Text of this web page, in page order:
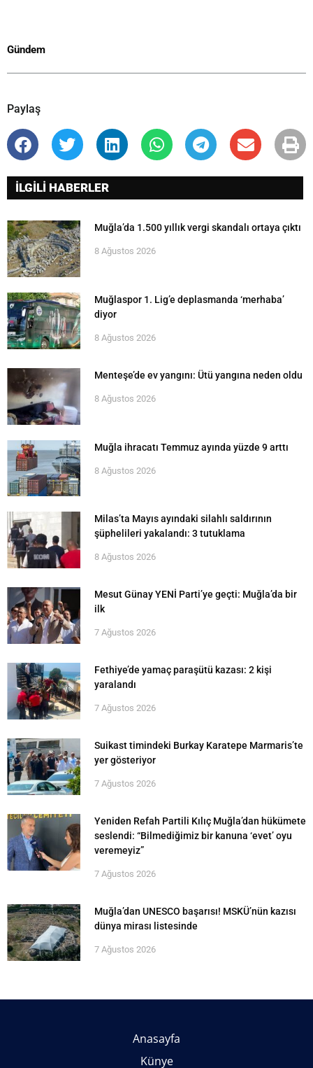
Gündem
Paylaş
İLGİLİ HABERLER
Muğla’da 1.500 yıllık vergi skandalı ortaya çıktı
8 Ağustos 2026
Muğlaspor 1. Lig’e deplasmanda ‘merhaba’
diyor
8 Ağustos 2026
Menteşe’de ev yangını: Ütü yangına neden oldu
8 Ağustos 2026
Muğla ihracatı Temmuz ayında yüzde 9 arttı
8 Ağustos 2026
Milas’ta Mayıs ayındaki silahlı saldırının
şüphelileri yakalandı: 3 tutuklama
8 Ağustos 2026
Mesut Günay YENİ Parti’ye geçti: Muğla’da bir
ilk
7 Ağustos 2026
Fethiye’de yamaç paraşütü kazası: 2 kişi
yaralandı
7 Ağustos 2026
Suikast timindeki Burkay Karatepe Marmaris’te
yer gösteriyor
7 Ağustos 2026
Yeniden Refah Partili Kılıç Muğla’dan hükümete
seslendi: “Bilmediğimiz bir kanuna ‘evet’ oyu
veremeyiz”
7 Ağustos 2026
Muğla’dan UNESCO başarısı! MSKÜ’nün kazısı
dünya mirası listesinde
7 Ağustos 2026
Anasayfa
Künye